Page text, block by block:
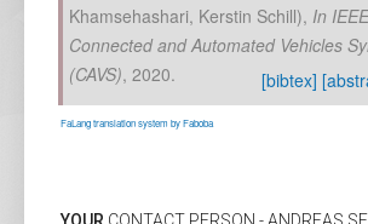
Khamsehashari, Kerstin Schill), In
Connected and Automated Vehicles
(CAVS), 2020. [bibtex]
FaLang translation system by Faboba
YOUR CONTACT PERSON - ANDREAS